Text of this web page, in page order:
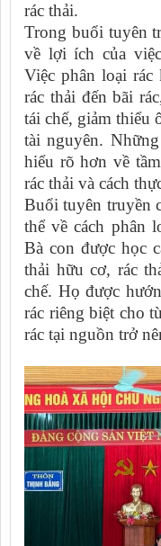
rác thải.
Trong buổi tuyên
về lợi ích của
Việc phân loại
rác thải đến bãi
tái chế, giảm thiểu
tài nguyên.
hiểu rõ hơn về
rác thải và cách
Buổi tuyên truyền
thể về cách phân
Bà con được học
thải hữu cơ, rác
chế. Họ được
rác riêng biệt cho
rác tại nguồn trở